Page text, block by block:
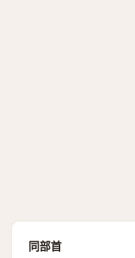
同部首